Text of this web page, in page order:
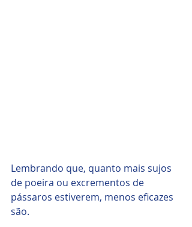
Lembrando que, quanto mais sujos
de poeira ou excrementos de
pássaros estiverem, menos eficazes
são.